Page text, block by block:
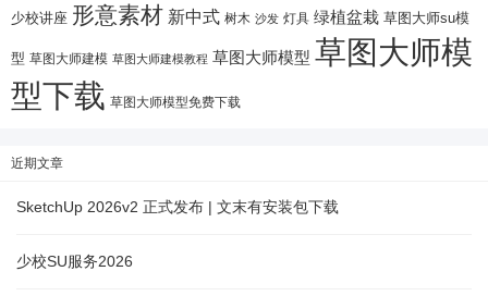
少校讲座 形意素材 新中式 树木 沙发 灯具 绿植盆栽 草图大师su模
型 草图大师建模 草图大师建模教程 草图大师模型 草图大师模
型下载 草图大师模型免费下载
近期文章
SketchUp 2026v2 正式发布 | 文末有安装包下载
少校SU服务2026